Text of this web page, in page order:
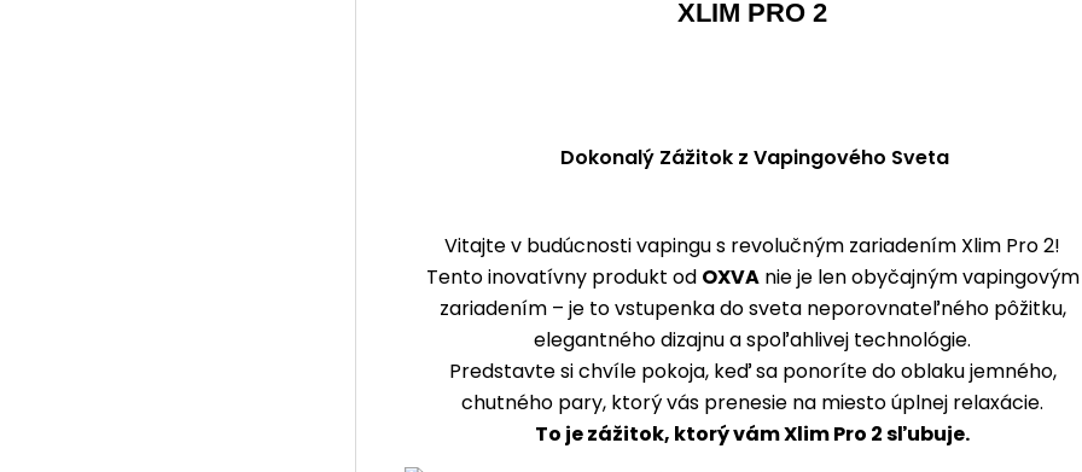
XLIM PRO 2
Dokonalý Zážitok z Vapingového Sveta
Vitajte v budúcnosti vapingu s revolučným zariadením Xlim Pro 2!
Tento inovatívny produkt od OXVAnie je len obyčajným vapingovým
zariadením – je to vstupenka do sveta neporovnateľného pôžitku,
elegantného dizajnu a spoľahlivej technológie.
Predstavte si chvíle pokoja, keď sa ponoríte do oblaku jemného,
chutného pary, ktorý vás prenesie na miesto úplnej relaxácie.
To je zážitok, ktorý vám Xlim Pro 2 sľubuje.